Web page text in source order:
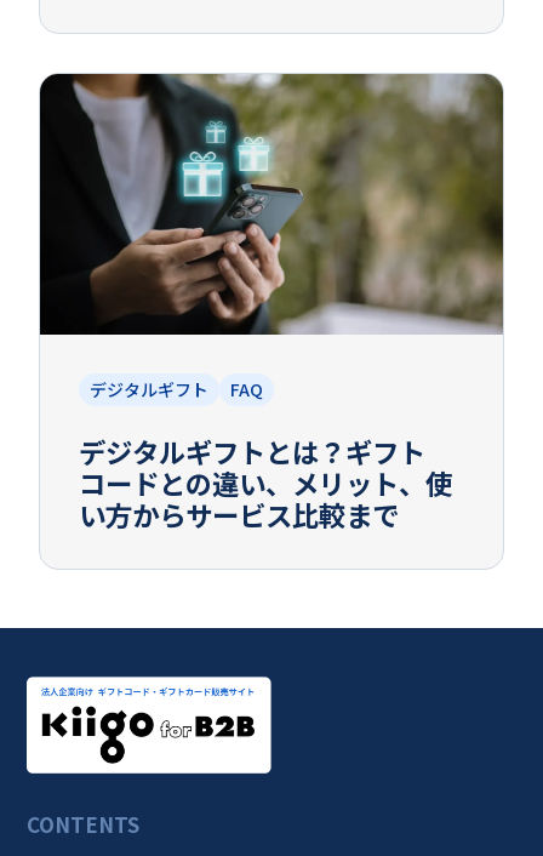
デジタルギフト FAQ
デジタルギフトとは？ギフト
コードとの違い、メリット、使
い方からサービス比較まで
CONTENTS